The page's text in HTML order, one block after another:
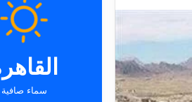
سماء صافية